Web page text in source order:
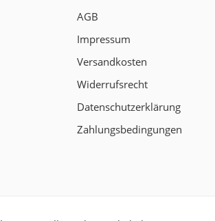
AGB
Impressum
Versandkosten
Widerrufsrecht
Datenschutzerklärung
Zahlungsbedingungen